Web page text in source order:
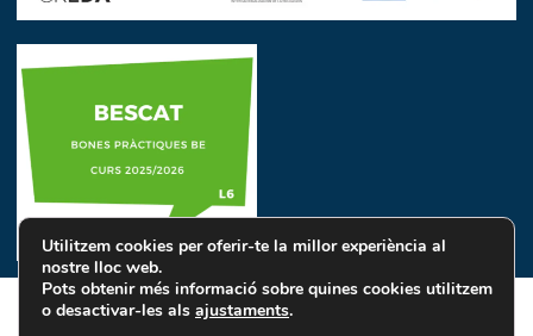
Avís LegalPolítica de Privacitat
Utilitzem cookies per oferir-te la millor experiència al
nostre lloc web.
Pots obtenir més informació sobre quines cookies utilitzem
o desactivar-les als ajustaments.